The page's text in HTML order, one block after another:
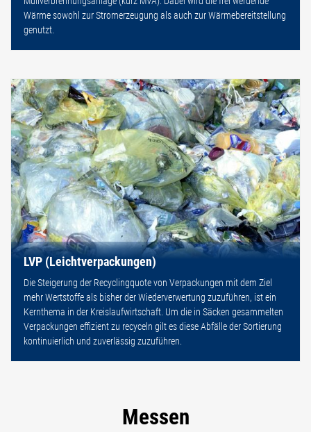
Wärme sowohl zur Stromerzeugung als auch zur Wärmebereitstellung
genutzt.
LVP (Leichtverpackungen)
Die Steigerung der Recyclingquote von Verpackungen mit dem Ziel
mehr Wertstoffe als bisher der Wiederverwertung zuzuführen, ist ein
Kernthema in der Kreislaufwirtschaft. Um die in Säcken gesammelten
Verpackungen effizient zu recyceln gilt es diese Abfälle der Sortierung
kontinuierlich und zuverlässig zuzuführen.
Messen